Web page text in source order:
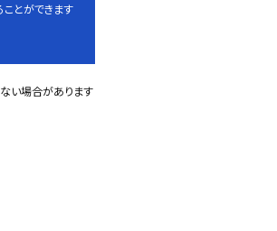
とができます
い場合があります